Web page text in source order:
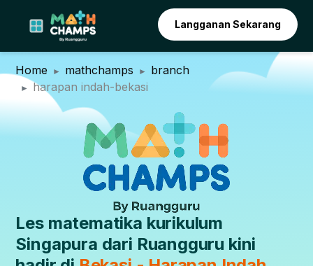
Langganan Sekarang
Home mathchamps
branch
harapan indah-bekasi
Les matematika kurikulum
Singapura dari Ruangguru kini